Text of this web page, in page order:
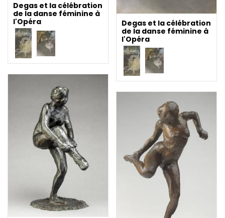
Degas et la célébration
de la danse féminine à
l'Opéra
Degas et la célébration
de la danse féminine à
l'Opéra